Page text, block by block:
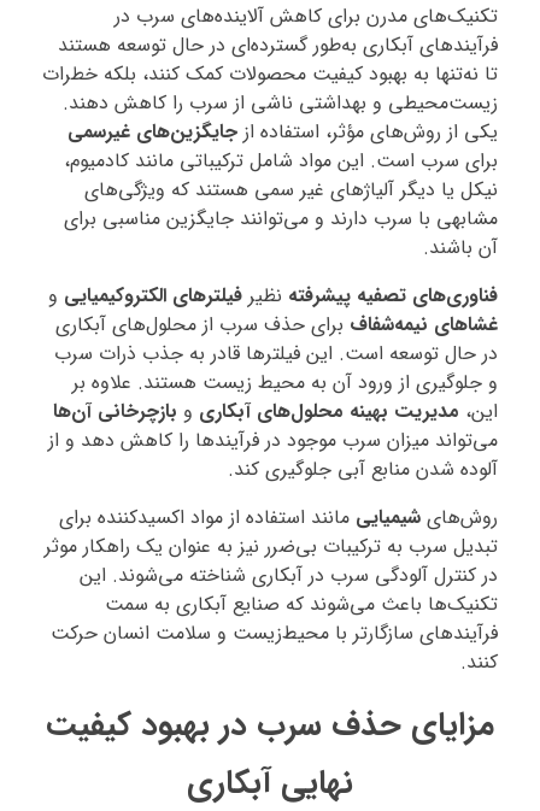
تکنیک‌های مدرن برای کاهش آلاینده‌های سرب در
فرآیندهای آبکاری به‌طور گسترده‌ای در حال توسعه هستند
تا نه‌تنها به بهبود کیفیت محصولات کمک کنند، بلکه خطرات
زیست‌محیطی و بهداشتی ناشی از سرب را کاهش دهند.
یکی از روش‌های مؤثر، استفاده از جایگزین‌های غیرسمی
برای سرب است. این مواد شامل ترکیباتی مانند کادمیوم،
نیکل یا دیگر آلیاژهای غیر سمی هستند که ویژگی‌های
مشابهی با سرب دارند و می‌توانند جایگزین مناسبی برای
آن باشند.
فناوری‌های تصفیه پیشرفته نظیر فیلترهای الکتروکیمیایی و
غشاهای نیمه‌شفاف برای حذف سرب از محلول‌های آبکاری
در حال توسعه است. این فیلترها قادر به جذب ذرات سرب
و جلوگیری از ورود آن به محیط زیست هستند. علاوه بر
این، مدیریت بهینه محلول‌های آبکاری و بازچرخانی آن‌ها
می‌تواند میزان سرب موجود در فرآیندها را کاهش دهد و از
آلوده شدن منابع آبی جلوگیری کند.
روش‌های شیمیایی مانند استفاده از مواد اکسیدکننده برای
تبدیل سرب به ترکیبات بی‌ضرر نیز به عنوان یک راهکار موثر
در کنترل آلودگی سرب در آبکاری شناخته می‌شوند. این
تکنیک‌ها باعث می‌شوند که صنایع آبکاری به سمت
فرآیندهای سازگارتر با محیط‌زیست و سلامت انسان حرکت
کنند.
مزایای حذف سرب در بهبود کیفیت
نهایی آبکاری